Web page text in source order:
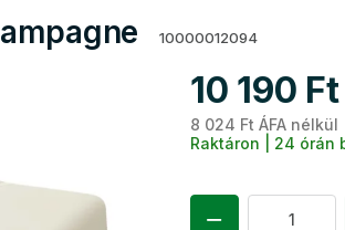
10000012094
10 190 Ft
8 024 Ft ÁFA nélkül
Raktáron | 24 órán